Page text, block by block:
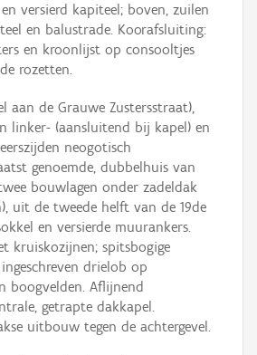
versierd kapiteel; boven, zuilen
en balustrade. Koorafsluiting:
en kroonlijst op consooltjes
rozetten.
aan de Grauwe Zustersstraat),
linker- (aansluitend bij kapel) en
neogotisch
genoemde, dubbelhuis van
bouwlagen onder zadeldak
uit de tweede helft van de 19de
en versierde muurankers.
kruiskozijnen; spitsbogige
drielob op
boogvelden. Aflijnend
getrapte dakkapel.
uitbouw tegen de achtergevel.